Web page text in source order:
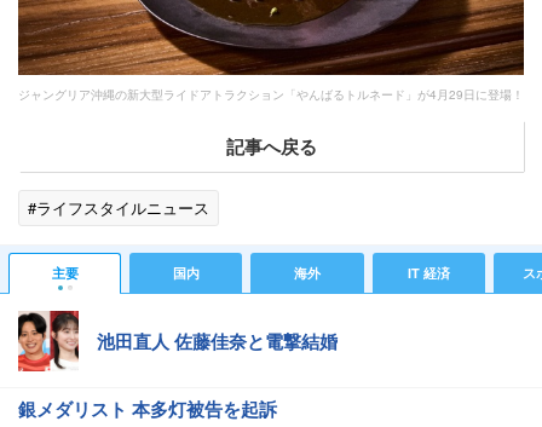
ジャングリア沖縄の新大型ライドアトラクション「やんばるトルネード」が4月29日に登場！
記事へ戻る
#ライフスタイルニュース
主要 国内 海外 IT 経済 ス
池田直人 佐藤佳奈と電撃結婚
銀メダリスト 本多灯被告を起訴